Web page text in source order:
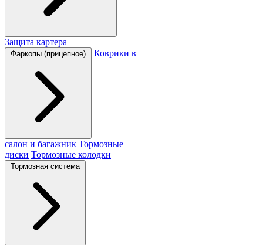
Защита картера
Фаркопы (прицепное) Коврики в
салон и багажник Тормозные
диски Тормозные колодки
Тормозная система